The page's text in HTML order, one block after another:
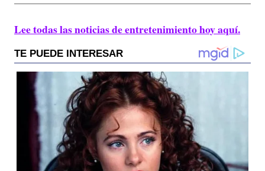
Lee todas las noticias de entretenimiento hoy aquí.